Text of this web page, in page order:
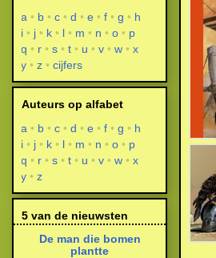
a
b c d e f g
h
i
j k l m n o
p
q
r s t u v w
x
y
z cijfers
Auteurs op alfabet
a
b c d e f g
h
i
j k l m n o
p
q
r s t u v w
x
y
z
5 van de nieuwsten
De man die bomen
plantte